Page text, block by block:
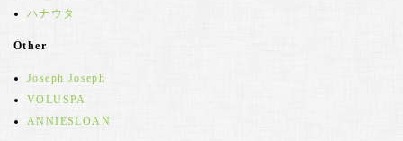
ハナウタ
Other
Joseph Joseph
VOLUSPA
ANNIESLOAN